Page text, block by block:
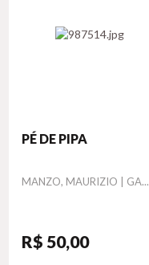
PÉ DE PIPA
Autor
MANZO, MAURIZIO | GA...
R$ 50,00